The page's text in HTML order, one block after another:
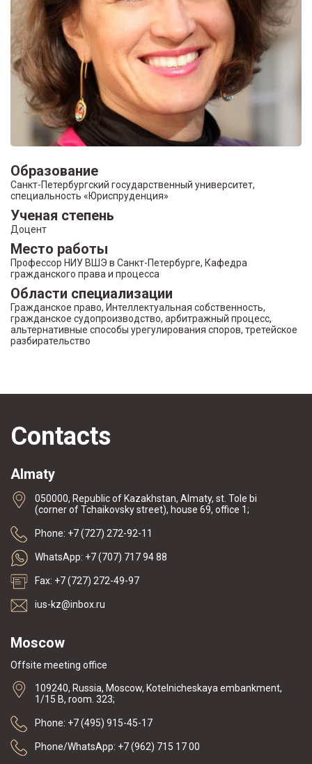
Образование
Санкт-Петербургский государственный университет,
специальность «Юриспруденция»
Ученая степень
Доцент
Место работы
Профессор НИУ ВШЭ в Санкт-Петербурге, Кафедра
гражданского права и процесса
Области специализации
Гражданское право, Интеллектуальная собственность,
гражданское судопроизводство, арбитражный процесс,
альтернативные способы урегулирования споров, третейское
разбирательство
Contacts
Almaty
050000, Republic of Kazakhstan, Almaty, st. Tole bi
(corner of Tchaikovsky street), house 69, office 1;
Phone: +7 (727) 272-92-11
WhatsApp: +7 (707) 717 94 88
Fax: +7 (727) 272-49-97
ius-kz@inbox.ru
Moscow
Offsite meeting office
109240, Russia, Moscow, Kotelnicheskaya embankment,
1/15 B, room. 323;
Phone: +7 (495) 915-45-17
Phone/WhatsApp: +7 (962) 715 17 00